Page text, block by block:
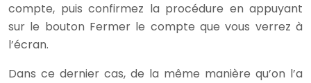
compte, puis confirmez la procédure en appuyant
sur le bouton Fermer le compte que vous verrez à
l’écran.
Dans ce dernier cas, de la même manière qu’on l’a